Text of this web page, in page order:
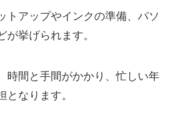
トアップやインクの準備、パソ
が挙げられます。
時間と手間がかかり、忙しい年
となります。